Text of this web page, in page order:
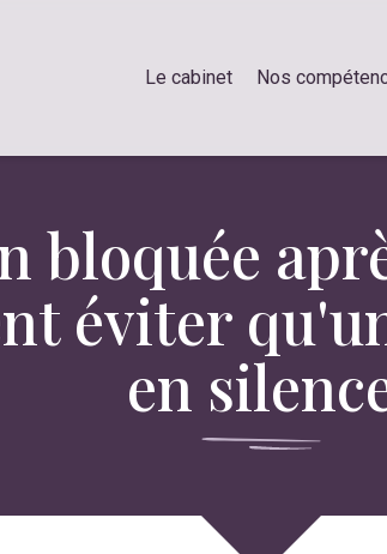
Le cabinet Nos
bloquée
éviter
en